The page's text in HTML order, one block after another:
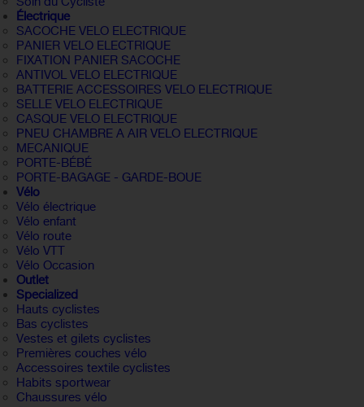
Électrique
SACOCHE VELO ELECTRIQUE
PANIER VELO ELECTRIQUE
FIXATION PANIER SACOCHE
ANTIVOL VELO ELECTRIQUE
BATTERIE ACCESSOIRES VELO ELECTRIQUE
SELLE VELO ELECTRIQUE
CASQUE VELO ELECTRIQUE
PNEU CHAMBRE A AIR VELO ELECTRIQUE
MECANIQUE
PORTE-BÉBÉ
PORTE-BAGAGE - GARDE-BOUE
Vélo
Vélo électrique
Vélo enfant
Vélo route
Vélo VTT
Vélo Occasion
Outlet
Specialized
Hauts cyclistes
Bas cyclistes
Vestes et gilets cyclistes
Premières couches vélo
Accessoires textile cyclistes
Habits sportwear
Chaussures vélo